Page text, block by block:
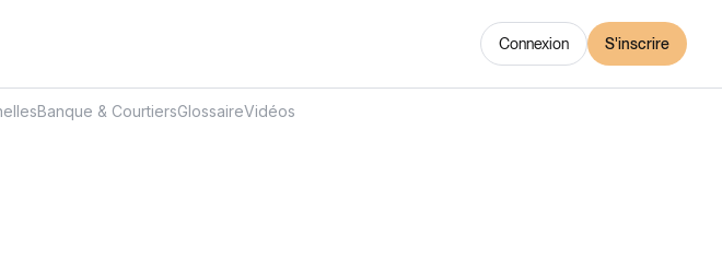
Connexion S'inscrire
Banque & CourtiersGlossaireVidéos